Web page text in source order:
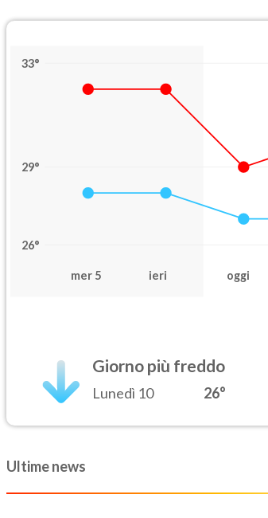
33°
29°
26°
mer 5 ieri oggi
Giorno più freddo
Lunedì 10 26°
Ultime news